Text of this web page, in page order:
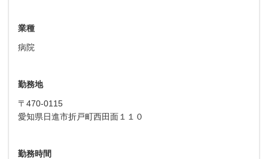
業種
病院
勤務地
〒470-0115
愛知県日進市折戸町西田面１１０
勤務時間